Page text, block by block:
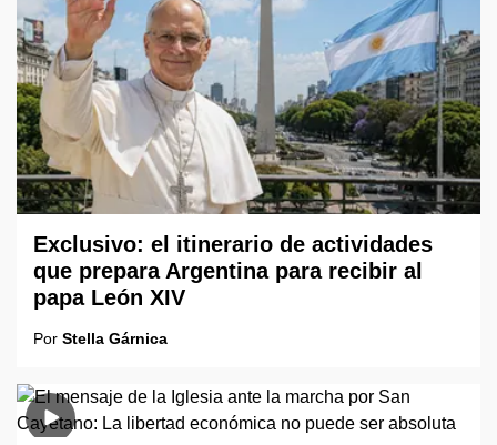
Exclusivo: el itinerario de actividades
que prepara Argentina para recibir al
papa León XIV
Por Stella Gárnica